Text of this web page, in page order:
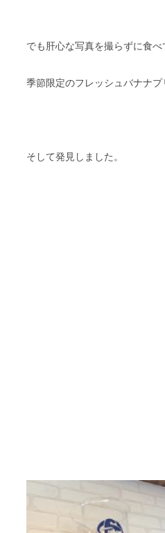
でも肝心な写真を撮らずに食べ
季節限定のフレッシュバナナ
そして発見しました。